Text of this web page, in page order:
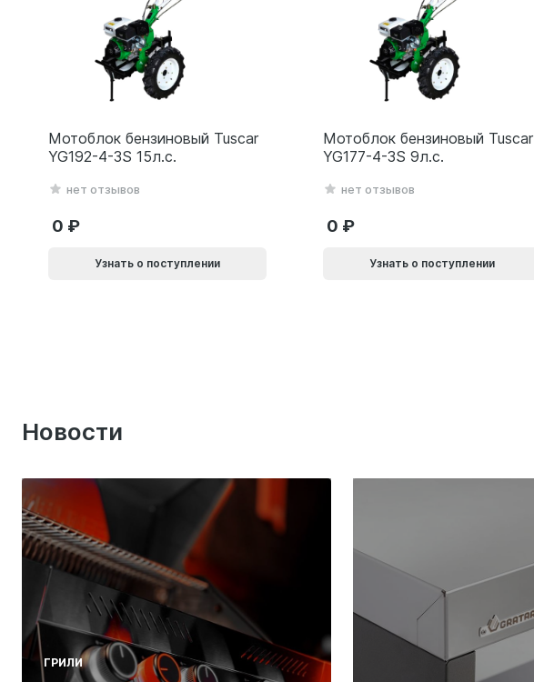
Мотоблок бензиновый Tuscar
YG192-4-3S 15л.с.
нет отзывов
0
Узнать о поступлении
Мотоблок бензиновый Tuscar
YG177-4-3S 9л.с.
нет отзывов
0
Узнать о поступлении
Новости
ГРИЛИ